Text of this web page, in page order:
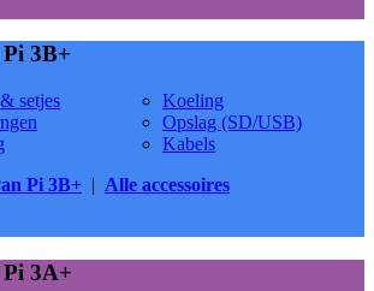
3B+
setjes
Koeling
Opslag (SD/USB)
Kabels
Pi 3B+ | Alle accessoires
3A+